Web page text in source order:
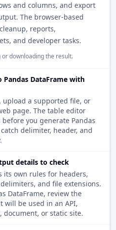
and columns, and export
The browser-based
reports,
and developer tasks.
or downloading the result.
Pandas DataFrame with
upload a supported file, or
page. The table editor
you generate Pandas
delimiter, header, and
details to check
its own rules for headers,
and file extensions.
DataFrame, review the
will be used in an API,
document, or static site.